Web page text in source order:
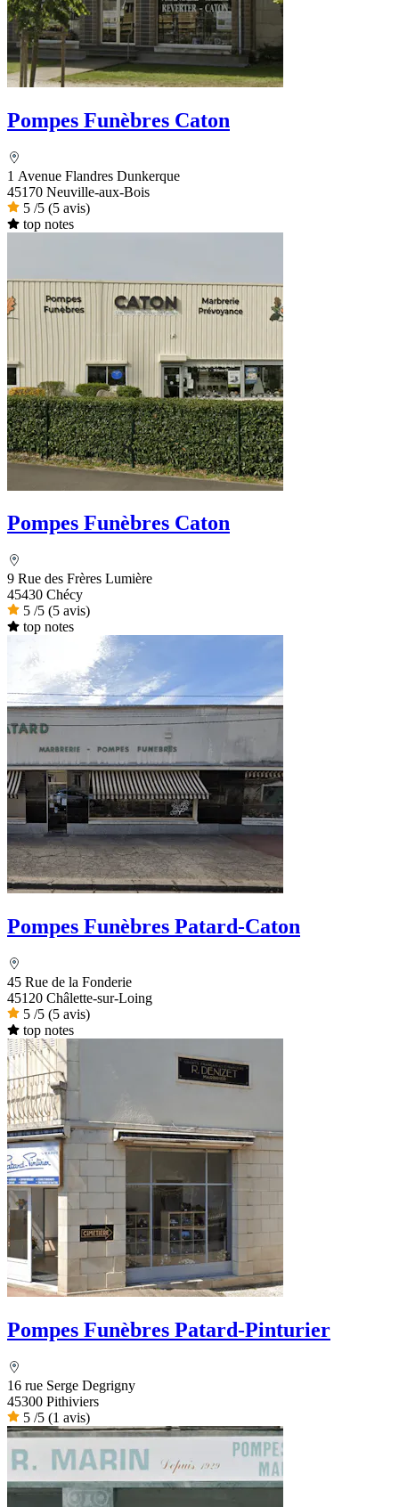
Pompes Funèbres Caton
1 Avenue Flandres Dunkerque
45170 Neuville-aux-Bois
5 /5 (5 avis)
top notes
Pompes Funèbres Caton
9 Rue des Frères Lumière
45430 Chécy
5 /5 (5 avis)
top notes
Pompes Funèbres Patard-Caton
45 Rue de la Fonderie
45120 Châlette-sur-Loing
5 /5 (5 avis)
top notes
Pompes Funèbres Patard-Pinturier
16 rue Serge Degrigny
45300 Pithiviers
5 /5 (1 avis)